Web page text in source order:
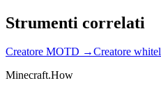
Strumenti correlati
Creatore MOTD →Creatore
Minecraft.How